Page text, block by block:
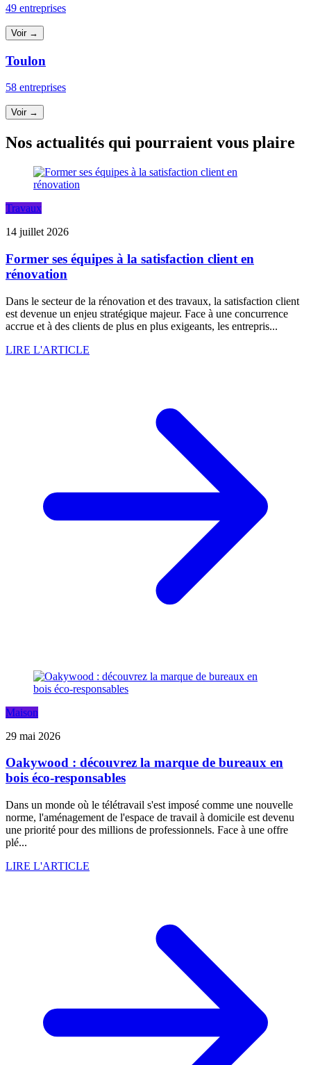
49 entreprises
Voir →
Toulon
58 entreprises
Voir →
Nos actualités qui pourraient vous plaire
Travaux
14 juillet 2026
Former ses équipes à la satisfaction client en
rénovation
Dans le secteur de la rénovation et des travaux, la satisfaction client
est devenue un enjeu stratégique majeur. Face à une concurrence
accrue et à des clients de plus en plus exigeants, les entrepris...
LIRE L'ARTICLE
Maison
29 mai 2026
Oakywood : découvrez la marque de bureaux en
bois éco-responsables
Dans un monde où le télétravail s'est imposé comme une nouvelle
norme, l'aménagement de l'espace de travail à domicile est devenu
une priorité pour des millions de professionnels. Face à une offre
plé...
LIRE L'ARTICLE